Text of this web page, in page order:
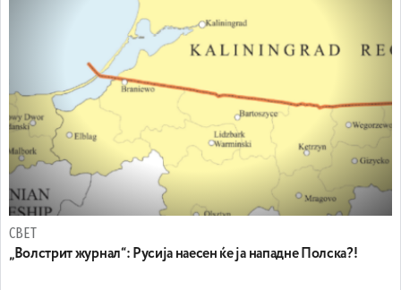
СВЕТ
„Волстрит журнал“: Русија наесен ќе ја нападне Полска?!